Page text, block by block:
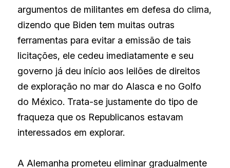
argumentos de militantes em defesa do clima,
dizendo que Biden tem muitas outras
ferramentas para evitar a emissão de tais
licitações, ele cedeu imediatamente e seu
governo já deu início aos leilões de direitos
de exploração no mar do Alasca e no Golfo
do México. Trata-se justamente do tipo de
fraqueza que os Republicanos estavam
interessados em explorar.
A Alemanha prometeu eliminar gradualmente